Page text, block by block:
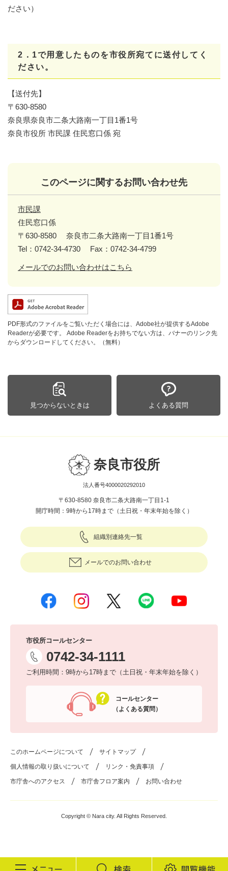
ださい）
2．1で用意したものを市役所宛てに送付してく
ださい。
【送付先】
〒630-8580
奈良県奈良市二条大路南一丁目1番1号
奈良市役所 市民課 住民窓口係 宛
このページに関するお問い合わせ先
市民課
住民窓口係
〒630-8580
奈良市二条大路南一丁目1番1号
Tel：0742-34-4730
Fax：0742-34-4799
メールでのお問い合わせはこちら
PDF形式のファイルをご覧いただく場合には、Adobe社が提供するAdobe
Readerが必要です。
Adobe Readerをお持ちでない方は、バナーのリンク先
からダウンロードしてください。（無料）
見つからないときは よくある質問
奈良市役所
法人番号4000020292010
〒630-8580 奈良市二条大路南一丁目1-1
開庁時間：9時から17時まで（土日祝・年末年始を除く）
組織別連絡先一覧
メールでのお問い合わせ
市役所コールセンター
0742-34-1111
ご利用時間：9時から17時まで（土日祝・年末年始を除く）
コールセンター
（よくある質問）
このホームページについて サイトマップ
個人情報の取り扱いについて リンク・免責事項
市庁舎へのアクセス 市庁舎フロア案内 お問い合わせ
Copyright © Nara city. All Rights Reserved.